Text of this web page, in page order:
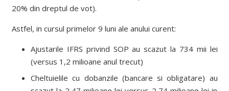
20% din dreptul de vot).
Astfel, in cursul primelor 9 luni ale anului curent:
Ajustarile IFRS privind SOP au scazut la 734 mii lei
(versus 1,2 milioane anul trecut)
Cheltuielile cu dobanzile (bancare si obligatare) au